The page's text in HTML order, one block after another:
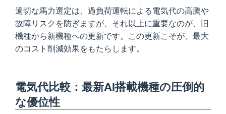
適切な馬力選定は、過負荷運転による電気代の高騰や
故障リスクを防ぎますが、それ以上に重要なのが、旧
機種から新機種への更新です。この更新こそが、最大
のコスト削減効果をもたらします。
電気代比較：最新AI搭載機種の圧倒的
な優位性